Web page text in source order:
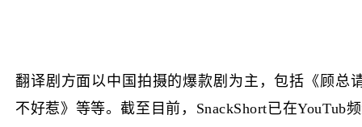
翻译剧方面以中国拍摄的爆款剧为主，包括《顾总
不好惹》等等。截至目前，SnackShort已在YouTub